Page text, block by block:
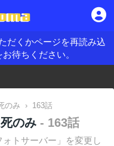
だくかページを再読み込
待ちください。
のみ › 163話
のみ - 163話
トサーバー」を変更し